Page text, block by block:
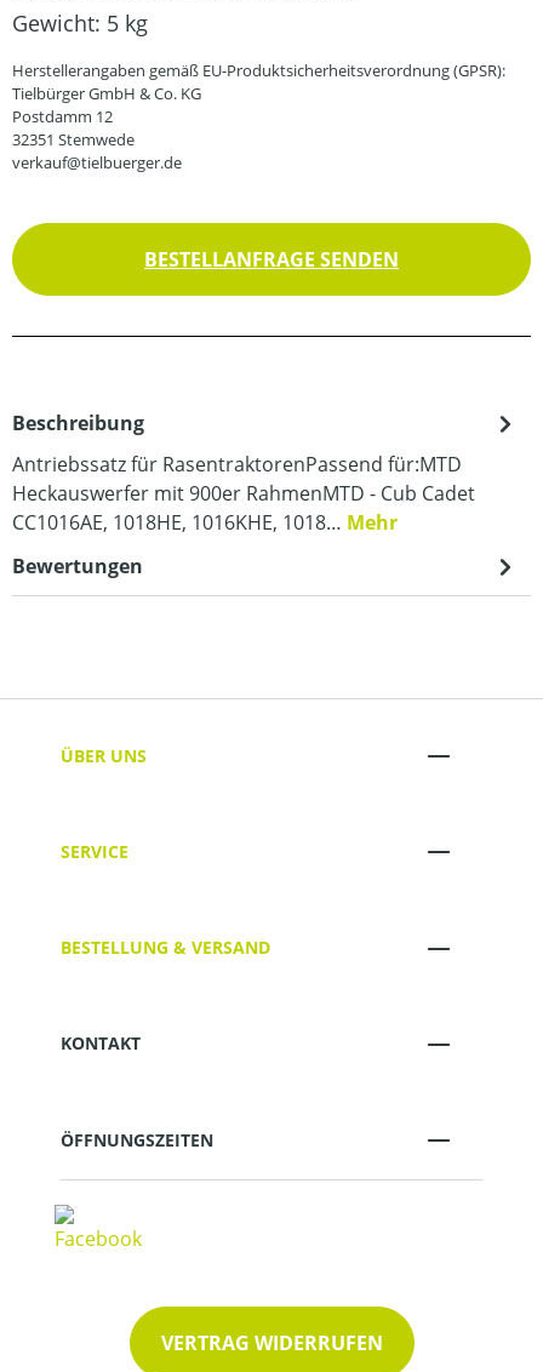
Gewicht: 5 kg
Herstellerangaben gemäß EU-Produktsicherheitsverordnung (GPSR):
Tielbürger GmbH & Co. KG
Postdamm 12
32351 Stemwede
verkauf@tielbuerger.de
BESTELLANFRAGE SENDEN
Beschreibung
Antriebssatz für RasentraktorenPassend für:MTD
Heckauswerfer mit 900er RahmenMTD - Cub Cadet
CC1016AE, 1018HE, 1016KHE, 1018… Mehr
Bewertungen
ÜBER UNS
SERVICE
BESTELLUNG & VERSAND
KONTAKT
ÖFFNUNGSZEITEN
VERTRAG WIDERRUFEN